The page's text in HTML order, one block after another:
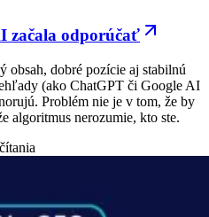
začala odporúčať
obsah, dobré pozície aj stabilnú
(ako ChatGPT či Google AI
Problém nie je v tom, že by
algoritmus nerozumie, kto ste.